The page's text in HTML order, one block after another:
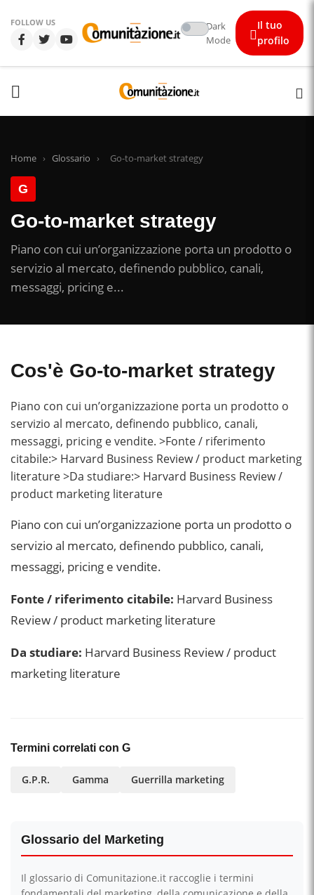
FOLLOW US
Dark
Mode
Il tuo
profilo
Home › Glossario › Go-to-market strategy
G
Go-to-market strategy
Piano con cui un’organizzazione porta un prodotto o
servizio al mercato, definendo pubblico, canali,
messaggi, pricing e...
Cos'è Go-to-market strategy
Piano con cui un’organizzazione porta un prodotto o
servizio al mercato, definendo pubblico, canali,
messaggi, pricing e vendite. >Fonte / riferimento
citabile:> Harvard Business Review / product marketing
literature >Da studiare:> Harvard Business Review /
product marketing literature
Piano con cui un’organizzazione porta un prodotto o
servizio al mercato, definendo pubblico, canali,
messaggi, pricing e vendite.
Fonte / riferimento citabile: Harvard Business
Review / product marketing literature
Da studiare: Harvard Business Review / product
marketing literature
Termini correlati con G
G.P.R. Gamma Guerrilla marketing
Glossario del Marketing
Il glossario di Comunitazione.it raccoglie i termini